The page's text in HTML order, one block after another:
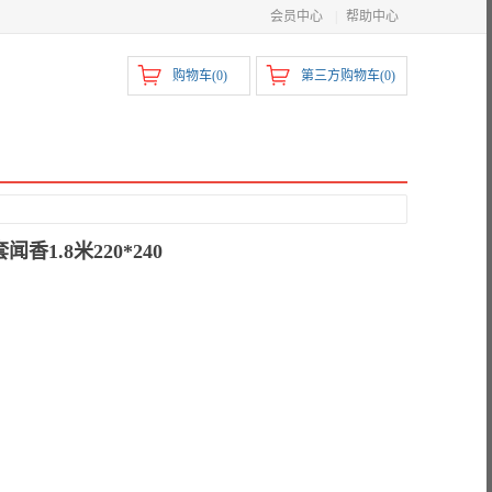
会员中心 帮助中心
第三方购物车(0)
购物车(0)
闻香1.8米220*240